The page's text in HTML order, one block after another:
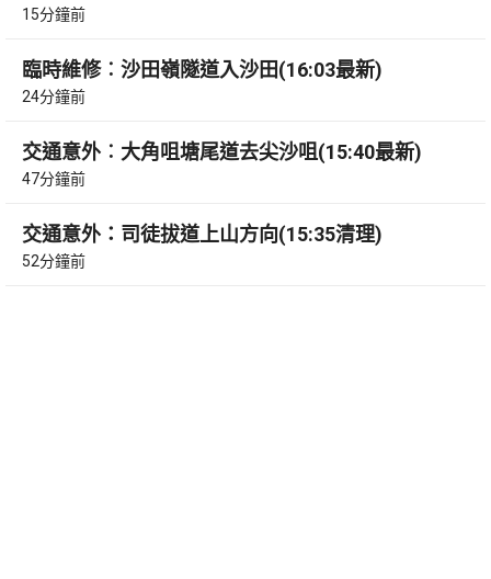
15分鐘前
臨時維修︰沙田嶺隧道入沙田(16:03最新)
24分鐘前
交通意外︰大角咀塘尾道去尖沙咀(15:40最新)
47分鐘前
交通意外：司徒拔道上山方向(15:35清理)
52分鐘前